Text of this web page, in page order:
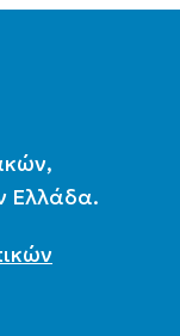
Ελλάδα.